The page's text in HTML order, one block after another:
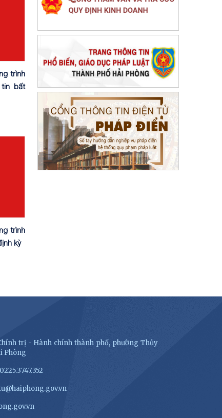
trình
bất
trình
kỳ
trị - Hành chính thành phố, phường Thủy
Phòng